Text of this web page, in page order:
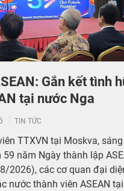
Gắn kết tình
tại nước Nga
TIN TỨC
TTXVN tại Moskva,
năm Ngày thành lập
2026), các cơ quan đại
nước thành viên ASEAN